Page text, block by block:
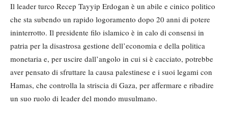
Il leader turco Recep Tayyip Erdogan è un abile e cinico politico
che sta subendo un rapido logoramento dopo 20 anni di potere
ininterrotto. Il presidente filo islamico è in calo di consensi in
patria per la disastrosa gestione dell’economia e della politica
monetaria e, per uscire dall’angolo in cui si è cacciato, potrebbe
aver pensato di sfruttare la causa palestinese e i suoi legami con
Hamas, che controlla la striscia di Gaza, per affermare e ribadire
un suo ruolo di leader del mondo musulmano.